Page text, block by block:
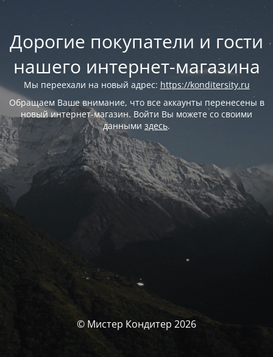
Дорогие покупатели и гости
нашего интернет-магазина
Мы переехали на новый адрес: https://konditersity.ru
Обращаем Ваше внимание, что все аккаунты перенесены в
новый интернет-магазин. Войти Вы можете со своими
данными здесь.
© Мистер Кондитер 2026